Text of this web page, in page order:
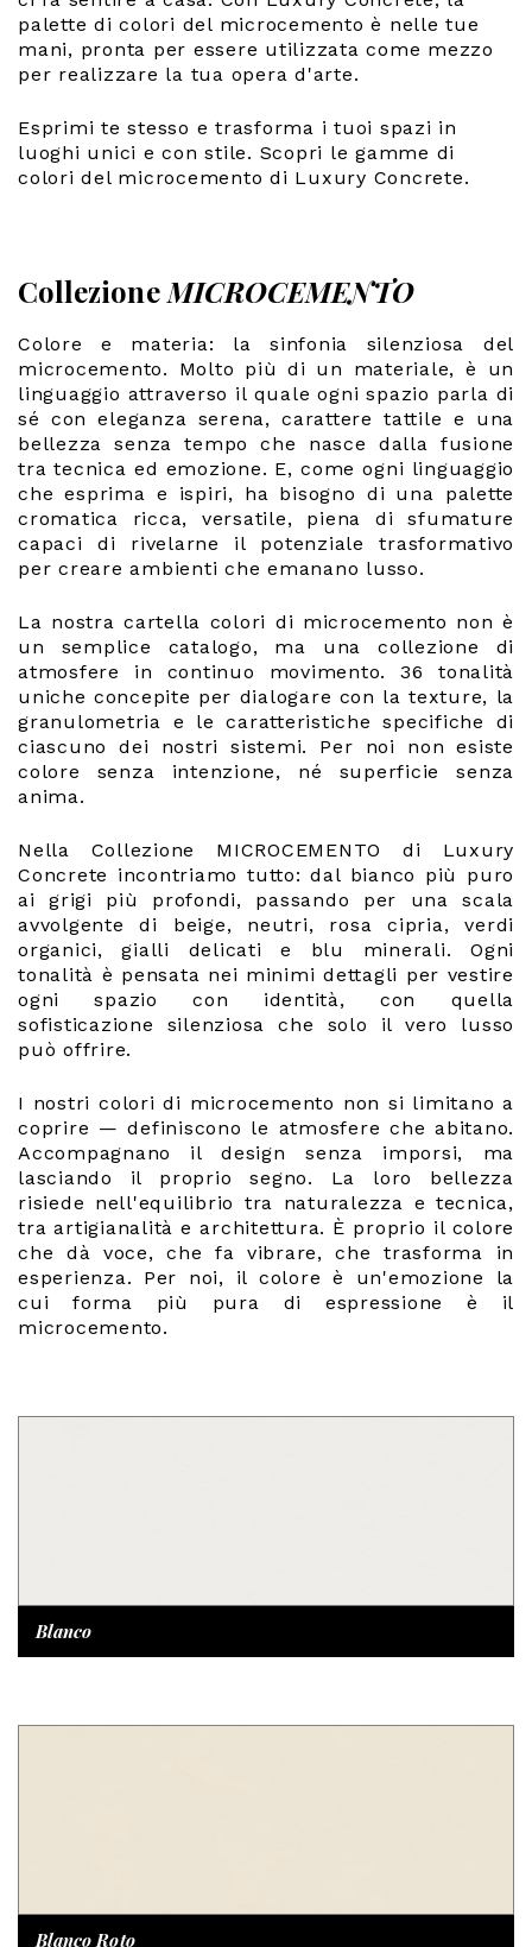
palette di colori del microcemento è nelle tue
mani, pronta per essere utilizzata come mezzo
per realizzare la tua opera d'arte.
Esprimi te stesso e trasforma i tuoi spazi in
luoghi unici e con stile. Scopri le gamme di
colori del microcemento di Luxury Concrete.
Collezione MICROCEMENTO
Colore e materia: la sinfonia silenziosa del
microcemento. Molto più di un materiale, è un
linguaggio attraverso il quale ogni spazio parla di
sé con eleganza serena, carattere tattile e una
bellezza senza tempo che nasce dalla fusione
tra tecnica ed emozione. E, come ogni linguaggio
che esprima e ispiri, ha bisogno di una palette
cromatica ricca, versatile, piena di sfumature
capaci di rivelarne il potenziale trasformativo
per creare ambienti che emanano lusso.
La nostra cartella colori di microcemento non è
un semplice catalogo, ma una collezione di
atmosfere in continuo movimento. 36 tonalità
uniche concepite per dialogare con la texture, la
granulometria e le caratteristiche specifiche di
ciascuno dei nostri sistemi. Per noi non esiste
colore senza intenzione, né superficie senza
anima.
Nella Collezione MICROCEMENTO di Luxury
Concrete incontriamo tutto: dal bianco più puro
ai grigi più profondi, passando per una scala
avvolgente di beige, neutri, rosa cipria, verdi
organici, gialli delicati e blu minerali. Ogni
tonalità è pensata nei minimi dettagli per vestire
ogni spazio con identità, con quella
sofisticazione silenziosa che solo il vero lusso
può offrire.
I nostri colori di microcemento non si limitano a
coprire — definiscono le atmosfere che abitano.
Accompagnano il design senza imporsi, ma
lasciando il proprio segno. La loro bellezza
risiede nell'equilibrio tra naturalezza e tecnica,
tra artigianalità e architettura. È proprio il colore
che dà voce, che fa vibrare, che trasforma in
esperienza. Per noi, il colore è un'emozione la
cui forma più pura di espressione è il
microcemento.
Blanco
Blanco Roto